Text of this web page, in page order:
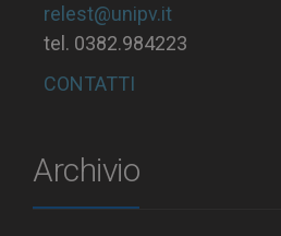
relest@unipv.it
tel. 0382.984223
CONTATTI
Archivio